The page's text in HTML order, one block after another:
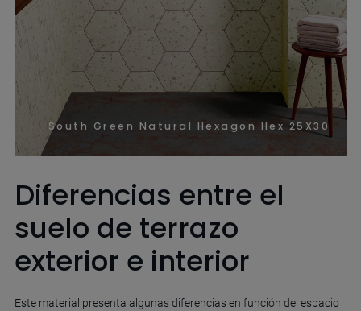
South Green Natural Hexagon Hex 25X30
Diferencias entre el
suelo de terrazo
exterior e interior
Este material presenta algunas diferencias en función del espacio